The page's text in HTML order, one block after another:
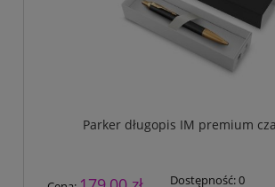
Parker długopis IM premium
Dostępność:0